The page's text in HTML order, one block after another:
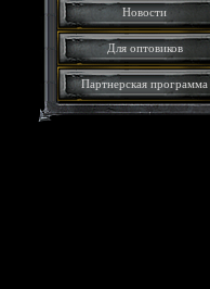
Новости
Для оптовиков
Партнерская программа